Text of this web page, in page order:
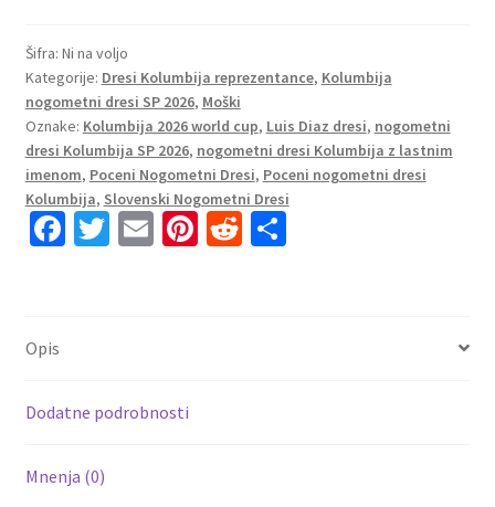
SP
2026
Luis
Diaz
#7
Domači
Kratek
rokav
Šifra: Ni na voljo
Kategorije: Dresi Kolumbija reprezentance, Kolumbija
nogometni dresi SP 2026, Moški
Oznake: Kolumbija 2026 world cup, Luis Diaz dresi, nogometni
dresi Kolumbija SP 2026, nogometni dresi Kolumbija z lastnim
imenom, Poceni Nogometni Dresi, Poceni nogometni dresi
Kolumbija, Slovenski Nogometni Dresi
Fa
k
T E Pi R S
Opis
Dodatne podrobnosti
Mnenja (0)